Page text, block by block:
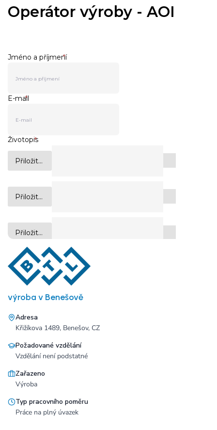
výroba v Benešově
Adresa
Křižíkova 1489, Benešov, CZ
Požadované vzdělání
Vzdělání není podstatné
Zařazeno
Výroba
Typ pracovního poměru
Práce na plný úvazek